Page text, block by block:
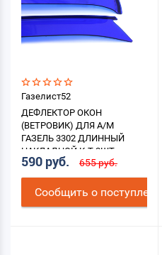
Газелист52
ДЕФЛЕКТОР ОКОН
(ВЕТРОВИК) ДЛЯ А/М
ГАЗЕЛЬ 3302 ДЛИННЫЙ
НАКЛАДНОЙ К-Т 2ШТ.
(СИНИЙ)
590 руб. 655 руб.
Cообщить о поступлении